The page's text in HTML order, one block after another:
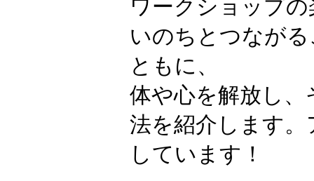
ワークショップ
いのちとつなが
ともに、
体や心を解放し
法を紹介します
しています！